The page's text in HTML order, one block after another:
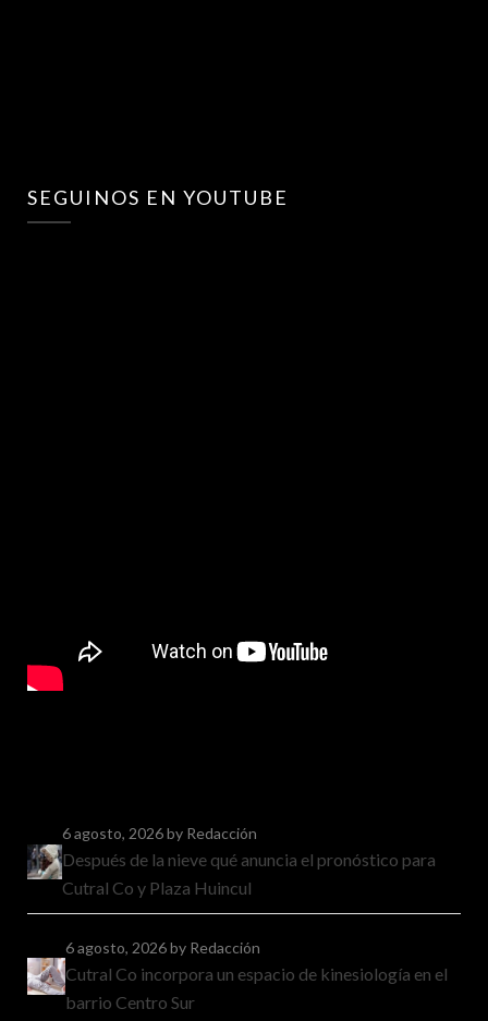
SEGUINOS EN YOUTUBE
6 agosto, 2026by Redacción
Después de la nieve qué anuncia el pronóstico para
Cutral Co y Plaza Huincul
6 agosto, 2026by Redacción
Cutral Co incorpora un espacio de kinesiología en el
barrio Centro Sur